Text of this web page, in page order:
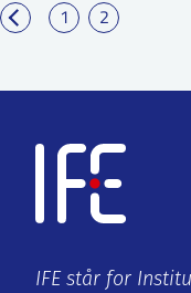
1 2
IFE står for